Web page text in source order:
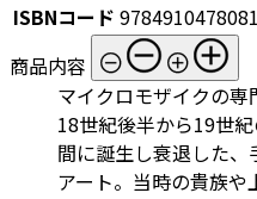
ISBNコード 9784910478081
商品内容
マイクロモザイクの専
18世紀後半から19世
間に誕生し衰退した
アート。当時の貴族